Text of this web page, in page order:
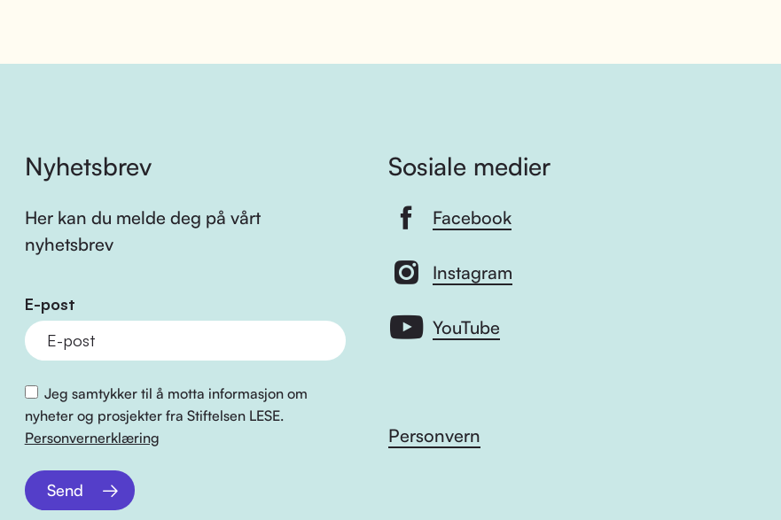
Nyhetsbrev
Her kan du melde deg på vårt
nyhetsbrev
E-post
Jeg samtykker til å motta informasjon om
nyheter og prosjekter fra Stiftelsen LESE.
Personvernerklæring
Send
Sosiale medier
Facebook
Instagram
YouTube
Personvern